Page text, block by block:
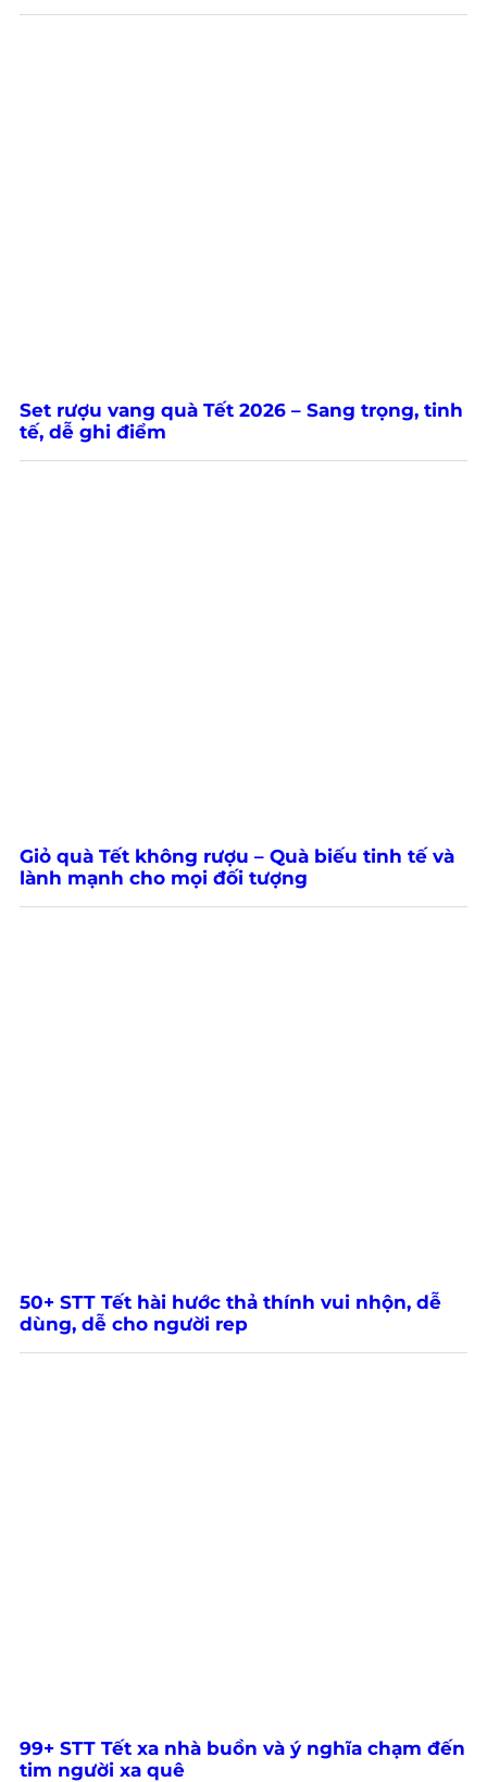
Set rượu vang quà Tết 2026 – Sang trọng, tinh
tế, dễ ghi điểm
Giỏ quà Tết không rượu – Quà biếu tinh tế và
lành mạnh cho mọi đối tượng
50+ STT Tết hài hước thả thính vui nhộn, dễ
dùng, dễ cho người rep
99+ STT Tết xa nhà buồn và ý nghĩa chạm đến
tim người xa quê